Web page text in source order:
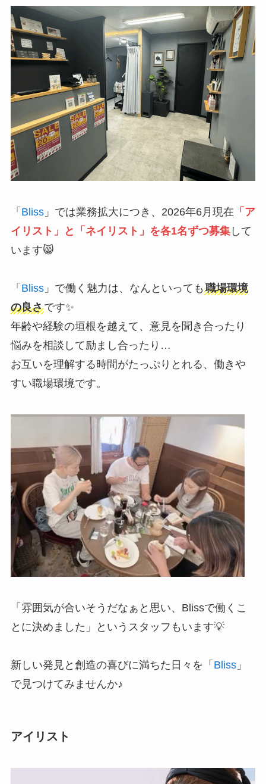
「 Bliss」では業務拡大につき、2026年6月現在 「ア
イリスト」と「ネイリスト」を各1名ずつ募集して
います😸
「 Bliss」で働く魅力は、なんといっても 職場環境
の良さです✨
年齢や経験の垣根を越えて、意見を聞き合ったり
悩みを相談して励まし合ったり…
お互いを理解する時間がたっぷりとれる、働きや
すい職場環境です。
「雰囲気が合いそうだなぁと思い、Blissで働くこ
とに決めました」というスタッフもいます💡
新しい発見と創造の喜びに満ちた日々を「 Bliss」
で見つけてみませんか♪
アイリスト